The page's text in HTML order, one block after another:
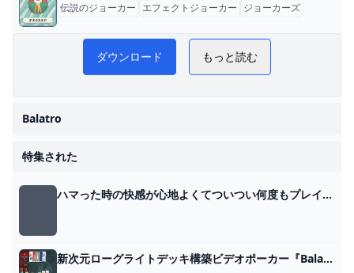
伝説のジョーカー エフェクトジョーカー ジョーカーズ
Balatro 日本語攻略 WiKi
ダウンロード もっと読む
Balatro
特集された
ハマった時の快感が心地よくてついつい何度もプレイしたくなるポーカー＋ローグライクで濃厚デッキビルディングと化すゲーム「Balatro」プレイレビュー - GIGAZINE
新次元ローグライトデッキ構築ビデオポーカー『Balatro』無数のジョーカーやタロットを組み合わせて超インフレデッキを作り出せ！【プレイレポ】 Game*Spark - 国内・海外ゲーム情報サイト